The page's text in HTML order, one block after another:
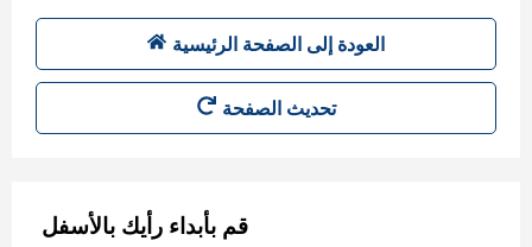
العودة إلى الصفحة الرئيسية
تحديث الصفحة
قم بأبداء رأيك بالأسفل